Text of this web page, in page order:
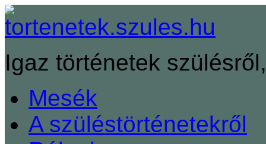
Igaz történetek
Mesék
A szüléstörténetekről